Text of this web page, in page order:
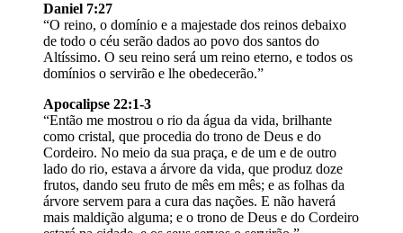
Daniel 7:27
“O reino, o domínio e a majestade dos reinos debaixo
de todo o céu serão dados ao povo dos santos do
Altíssimo. O seu reino será um reino eterno, e todos os
domínios o servirão e lhe obedecerão.”
Apocalipse 22:1-3
“Então me mostrou o rio da água da vida, brilhante
como cristal, que procedia do trono de Deus e do
Cordeiro. No meio da sua praça, e de um e de outro
lado do rio, estava a árvore da vida, que produz doze
frutos, dando seu fruto de mês em mês; e as folhas da
árvore servem para a cura das nações. E não haverá
mais maldição alguma; e o trono de Deus e do Cordeiro